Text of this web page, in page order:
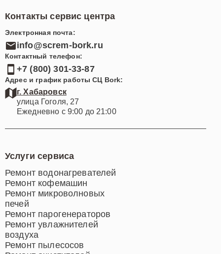
Контакты сервис центра
Электронная почта:
info@screm-bork.ru
Контактный телефон:
+7 (800) 301-33-87
Адрес и график работы СЦ Bork:
г. Хабаровск
улица Гоголя, 27
Ежедневно с 9:00 до 21:00
Услуги сервиса
Ремонт водонагревателей
Ремонт кофемашин
Ремонт микроволновых
печей
Ремонт парогенераторов
Ремонт увлажнителей
воздуха
Ремонт пылесосов